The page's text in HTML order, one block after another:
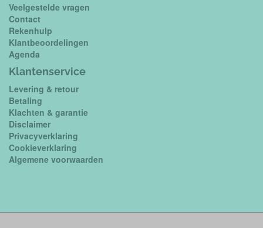
Veelgestelde vragen
Contact
Rekenhulp
Klantbeoordelingen
Agenda
Klantenservice
Levering & retour
Betaling
Klachten & garantie
Disclaimer
Privacyverklaring
Cookieverklaring
Algemene voorwaarden